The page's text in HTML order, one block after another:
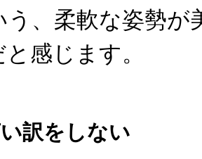
う、柔軟な姿勢が
感じます。
訳をしない